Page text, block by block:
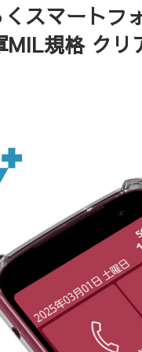
スマートフ
MIL規格 クリ